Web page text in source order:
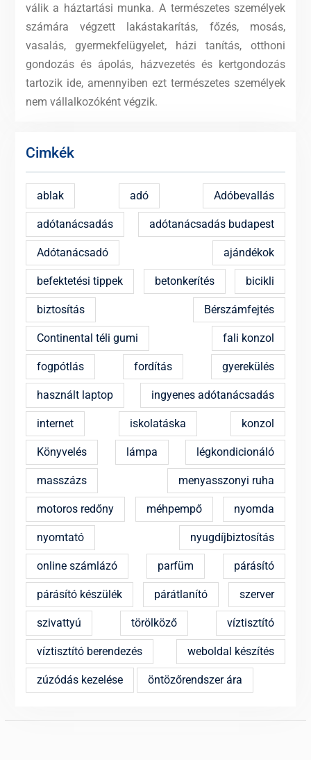
válik a háztartási munka. A természetes személyek
számára végzett lakástakarítás, főzés, mosás,
vasalás, gyermekfelügyelet, házi tanítás, otthoni
gondozás és ápolás, házvezetés és kertgondozás
tartozik ide, amennyiben ezt természetes személyek
nem vállalkozóként végzik.
Cimkék
ablak adó Adóbevallás
adótanácsadás adótanácsadás budapest
Adótanácsadó ajándékok
befektetési tippek betonkerítés bicikli
biztosítás Bérszámfejtés
Continental téli gumi fali konzol
fogpótlás fordítás gyerekülés
használt laptop ingyenes adótanácsadás
internet iskolatáska konzol
Könyvelés lámpa légkondicionáló
masszázs menyasszonyi ruha
motoros redőny méhpempő nyomda
nyomtató nyugdíjbiztosítás
online számlázó parfüm párásító
párásító készülék párátlanító szerver
szivattyú törölköző víztisztító
víztisztító berendezés weboldal készítés
zúzódás kezelése öntözőrendszer ára